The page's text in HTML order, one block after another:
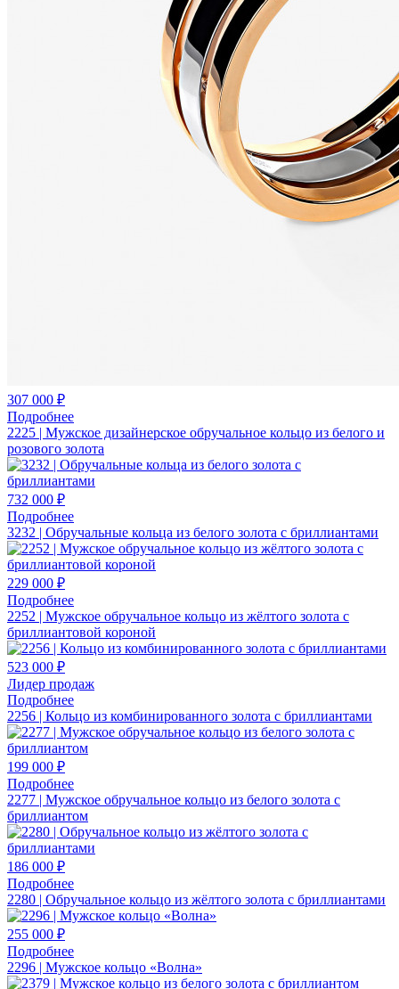
307 000 ₽
Подробнее
2225 | Мужское дизайнерское обручальное кольцо из белого и
розового золота
732 000 ₽
Подробнее
3232 | Обручальные кольца из белого золота с бриллиантами
229 000 ₽
Подробнее
2252 | Мужское обручальное кольцо из жёлтого золота с
бриллиантовой короной
523 000 ₽
Лидер продаж
Подробнее
2256 | Кольцо из комбинированного золота с бриллиантами
199 000 ₽
Подробнее
2277 | Мужское обручальное кольцо из белого золота с
бриллиантом
186 000 ₽
Подробнее
2280 | Обручальное кольцо из жёлтого золота с бриллиантами
255 000 ₽
Подробнее
2296 | Мужское кольцо «Волна»